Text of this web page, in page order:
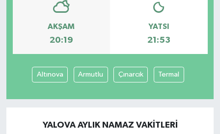
AKŞAM
20:19
YATSI
21:53
Altınova Armutlu Çınarcık Termal
YALOVA AYLIK NAMAZ VAKITLERI